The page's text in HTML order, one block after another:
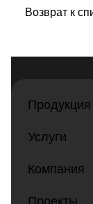
Возврат к
Продукция
Услуги
Компания
Проекты